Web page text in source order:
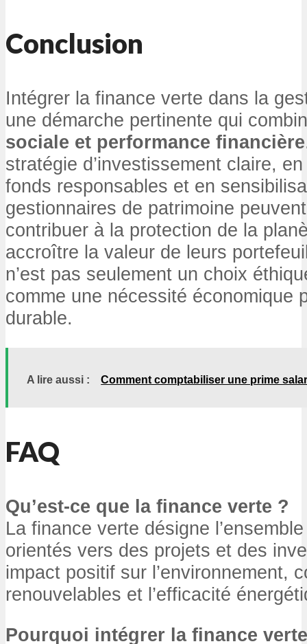
Conclusion
Intégrer la finance verte dans la
une démarche pertinente qui
sociale et performance financière
stratégie d’investissement claire,
fonds responsables et en
gestionnaires de patrimoine
contribuer à la protection de la
accroître la valeur de leurs
n’est pas seulement un choix
comme une nécessité économique
durable.
A lire aussi : Comment comptabiliser une prime
FAQ
Qu’est-ce que la finance verte ?
La finance verte désigne
orientés vers des projets et des
impact positif sur l’environnement,
renouvelables et l’efficacité
Pourquoi intégrer la finance